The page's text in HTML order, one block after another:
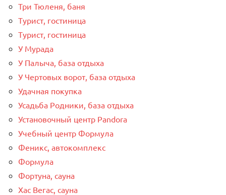
Три Тюленя, баня
Турист, гостиница
Турист, гостиница
У Мурада
У Палыча, база отдыха
У Чертовых ворот, база отдыха
Удачная покупка
Усадьба Родники, база отдыха
Установочный центр Pandora
Учебный центр Формула
Феникс, автокомплекс
Формула
Фортуна, сауна
Хас Вегас, сауна